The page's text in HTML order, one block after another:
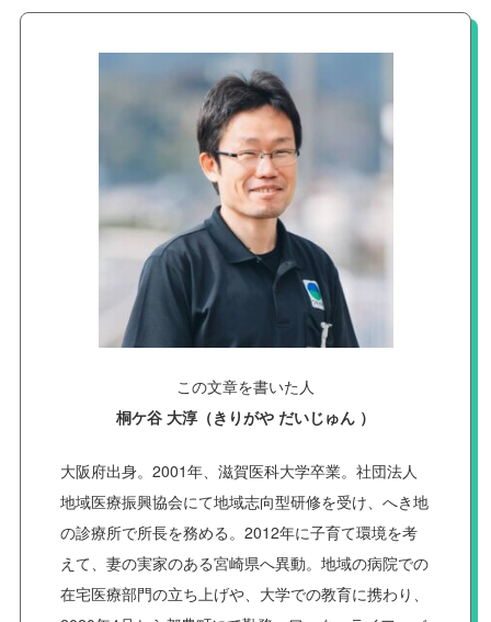
この文章を書いた人
桐ケ谷 大淳（きりがや だいじゅん ）
大阪府出身。2001年、滋賀医科大学卒業。社団法人
地域医療振興協会にて地域志向型研修を受け、へき地
の診療所で所長を務める。2012年に子育て環境を考
えて、妻の実家のある宮崎県へ異動。地域の病院での
在宅医療部門の立ち上げや、大学での教育に携わり、